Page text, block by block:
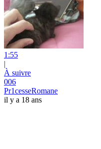
1:55
|
À suivre
006
Pr1cesseRomane
il y a 18 ans